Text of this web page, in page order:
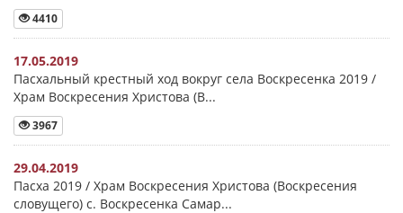
4410
17.05.2019
Пасхальный крестный ход вокруг села Воскресенка 2019 /
Храм Воскресения Христова (В...
3967
29.04.2019
Пасха 2019 / Храм Воскресения Христова (Воскресения
словущего) с. Воскресенка Самар...